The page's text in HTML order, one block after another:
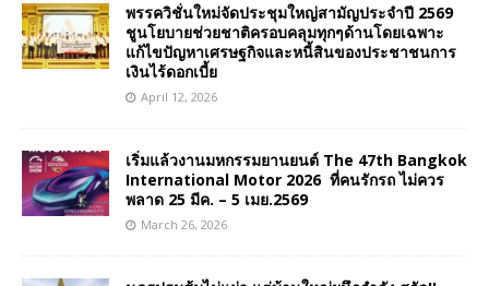
พรรควิชั่นใหม่จัดประชุมใหญ่สามัญประจำปี 2569
ชูนโยบายช่วยชาติครอบคลุมทุกๆด้านโดยเฉพาะ
แก้ไขปัญหาเศรษฐกิจและหนี้สินของประชาชนการ
เงินไร้ดอกเบี้ย
April 12, 2026
เริ่มแล้วงานมหกรรมยานยนต์ The 47th Bangkok
International Motor 2026 ที่คนรักรถ ไม่ควร
พลาด 25 มีค. – 5 เมย.2569
March 26, 2026